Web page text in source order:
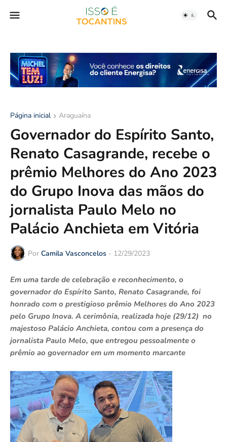
Página inicial Araguaína
Governador do Espírito Santo,
Renato Casagrande, recebe o
prêmio Melhores do Ano 2023
do Grupo Inova das mãos do
jornalista Paulo Melo no
Palácio Anchieta em Vitória
Por Camila Vasconcelos - 12/29/2023
Em uma tarde de celebração e reconhecimento, o
governador do Espírito Santo, Renato Casagrande, foi
honrado com o prestigioso prêmio Melhores do Ano 2023
pelo Grupo Inova. A cerimônia, realizada hoje (29/12) no
majestoso Palácio Anchieta, contou com a presença do
jornalista Paulo Melo, que entregou pessoalmente o
prêmio ao governador em um momento marcante